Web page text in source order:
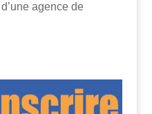
agence de